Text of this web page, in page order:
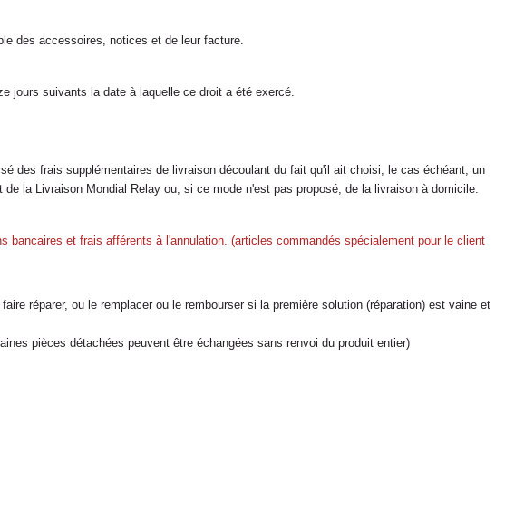
des accessoires, notices et de leur facture.
jours suivants la date à laquelle ce droit a été exercé.
des frais supplémentaires de livraison découlant du fait qu'il ait choisi, le cas échéant, un
la Livraison Mondial Relay ou, si ce mode n'est pas proposé, de la livraison à domicile.
et frais afférents à l'annulation. (articles commandés spécialement pour le client
réparer, ou le remplacer ou le rembourser si la première solution (réparation) est vaine et
pièces détachées peuvent être échangées sans renvoi du produit entier)